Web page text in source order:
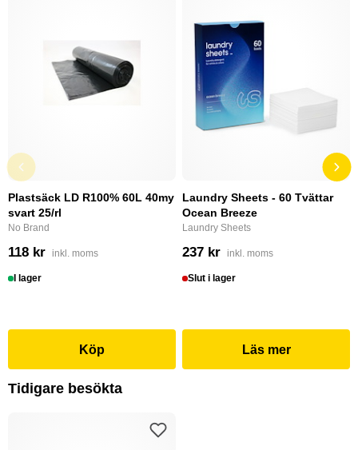
Plastsäck LD R100% 60L 40my
svart 25/rl
No Brand
118 kr inkl. moms
I lager
Köp
Laundry Sheets - 60 Tvättar
Ocean Breeze
Laundry Sheets
237 kr inkl. moms
Slut i lager
Läs mer
Tidigare besökta